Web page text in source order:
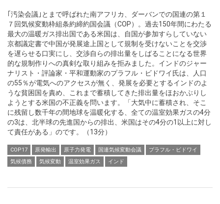
｢汚染会議｣とまで呼ばれた南アフリカ、ダーバンでの国連の第１
７回気候変動枠組条約締約国会議（COP）。過去150年間にわたる
最大の温暖ガス排出国である米国は、自国が参加すらしていない
京都議定書で中国が発展途上国として規制を受けないことを交渉
を遅らせる口実にし、交渉自らの排出量をしばることになる世界
的な規制作りへの真剣な取り組みを拒みました。インドのジャー
ナリスト・評論家・平和運動家のプラフル・ビドワイ氏は、人口
の55％が電気へのアクセスが無く、発展を必要とするインドのよ
うな貧困国を責め、これまで蓄積してきた排出量をほおかぶりし
ようとする米国の不正義を問います。「大気中に蓄積され、そこ
に残留し数千年の間地球を温暖化する、全ての温室効果ガスの4分
の3は、北半球の先進国からの排出、米国はその4分の1以上に対し
て責任がある」のです。（13分）
COP17 原発輸出 原子力発電 国連気候変動会議
プラフル・ビドワイ
気候債務
気候変動 温室効果ガス インド